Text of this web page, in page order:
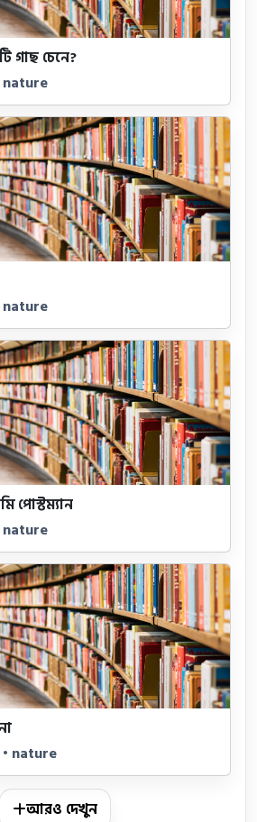
গাছ চেনে?
nature
nature
পোস্টম্যান
nature
• nature
আরও দেখুন